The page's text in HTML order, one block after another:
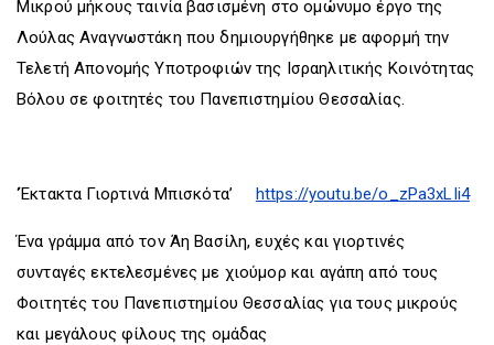
Μικρού μήκους ταινία βασισμένη στο ομώνυμο έργο της
Λούλας Αναγνωστάκη που δημιουργήθηκε με αφορμή την
Τελετή Απονομής Υποτροφιών της Ισραηλιτικής Κοινότητας
Βόλου σε φοιτητές του Πανεπιστημίου Θεσσαλίας.
‘Έκτακτα Γιορτινά Μπισκότα’ https://youtu.be/o_zPa3xLIi4
Ένα γράμμα από τον Άη Βασίλη, ευχές και γιορτινές
συνταγές εκτελεσμένες με χιούμορ και αγάπη από τους
Φοιτητές του Πανεπιστημίου Θεσσαλίας για τους μικρούς
και μεγάλους φίλους της ομάδας